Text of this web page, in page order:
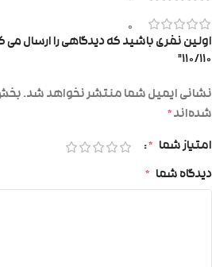
0
اولین نفری باشید که دیدگاهی را ارسال می
۱۱۰/۱۱۰”
نشانی ایمیل شما منتشر نخواهد شد.
شده‌اند*
امتیاز شما *
دیدگاه شما *